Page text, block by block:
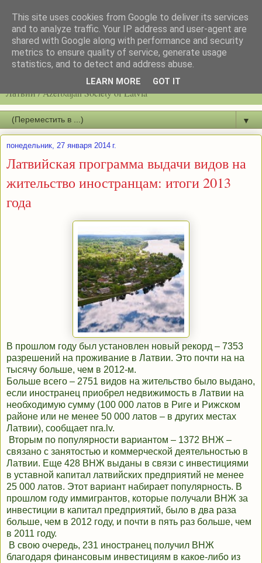
Latvijas azerbaidžāņu biedrību / Общество азербайджанцев
Латвии / Azerbaijan Society of Latvia
▼
понедельник, 27 января 2014 г.
Латвийская программа выдачи видов на
жительство иностранцам: итоги 2013
года
В прошлом году был установлен новый рекорд – 7353
разрешений на проживание в Латвии. Это почти на на
тысячу больше, чем в 2012-м.
Больше всего – 2751 видов на жительство было выдано,
если иностранец приобрел недвижимость в Латвии на
необходимую сумму (100 000 латов в Риге и Рижском
районе или не менее 50 000 латов – в других местах
Латвии), сообщает nra.lv.
Вторым по популярности вариантом – 1372 ВНЖ –
связано с занятостью и коммерческой деятельностью в
Латвии. Еще 428 ВНЖ выданы в связи с инвестициями
в уставной капитал латвийских предприятий не менее
25 000 латов. Этот вариант набирает популярность. В
прошлом году иммигрантов, которые получали ВНЖ за
инвестиции в капитал предприятий, было в два раза
больше, чем в 2012 году, и почти в пять раз больше, чем
в 2011 году.
В свою очередь, 231 иностранец получил ВНЖ
благодаря финансовым инвестициям в какое-либо из
This site uses cookies from Google to deliver its services
and to analyze traffic. Your IP address and user-agent are
shared with Google along with performance and security
metrics to ensure quality of service, generate usage
statistics, and to detect and address abuse.
LEARN MORE GOT IT